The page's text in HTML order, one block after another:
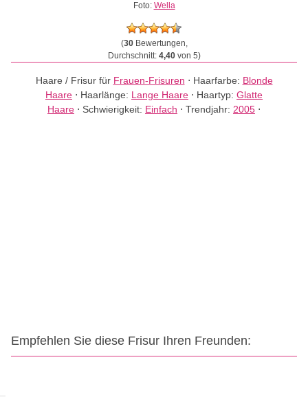
Foto: Wella
(30Bewertungen,
Durchschnitt: 4,40von 5)
Haare / Frisur für Frauen-Frisuren ⋅ Haarfarbe: Blonde
Haare ⋅ Haarlänge: Lange Haare ⋅ Haartyp: Glatte
Haare ⋅ Schwierigkeit: Einfach ⋅ Trendjahr: 2005 ⋅
Empfehlen Sie diese Frisur Ihren Freunden: